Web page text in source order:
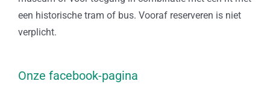
een historische tram of bus. Vooraf reserveren is niet
verplicht.
Onze facebook-pagina